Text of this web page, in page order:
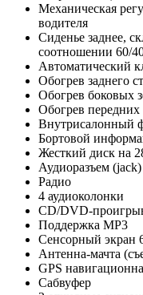
Механическая
водителя
Сиденье заднее,
соотношении 60/
Автоматический
Обогрев заднего
Обогрев боковых
Обогрев передних
Внутрисалонный
Бортовой
Жесткий диск на
Аудиоразъем
Радио
4 аудиоколонки
CD/DVD-
Поддержка MP3
Сенсорный экран
Антенна-мачта
GPS
Сабвуфер